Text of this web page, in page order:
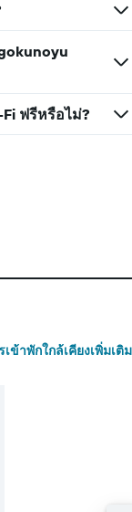
ฟรีหรือไม่?
เข้าพักใกล้เคียงเพิ่มเติม